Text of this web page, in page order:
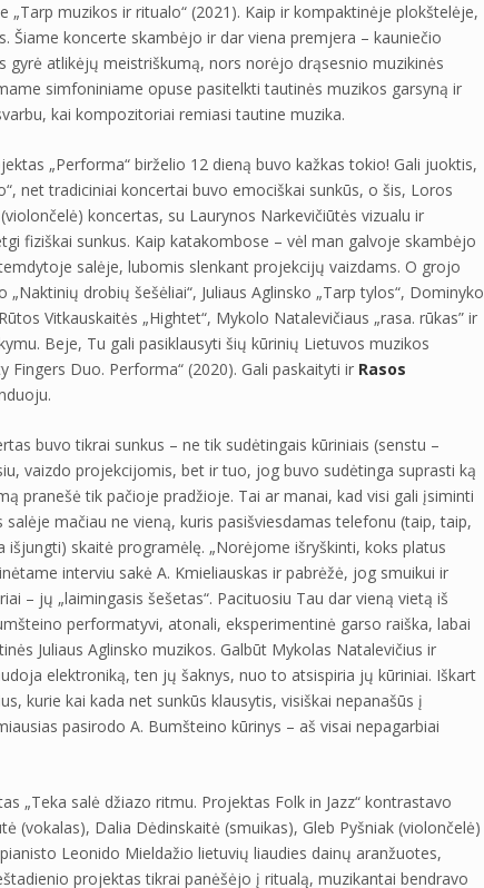
muzikos ir ritualo“ (2021). Kaip ir kompaktinėje plokštelėje,
Šiame koncerte skambėjo ir dar viena premjera – kauniečio
gyrė atlikėjų meistriškumą, nors norėjo drąsesnio muzikinės
simfoniniame opuse pasitelkti tautinės muzikos garsyną ir
kai kompozitoriai remiasi tautine muzika.
„Performa“ birželio 12 dieną buvo kažkas tokio! Gali juoktis,
net tradiciniai koncertai buvo emociškai sunkūs, o šis, Loros
koncertas, su Laurynos Narkevičiūtės vizualu ir
fiziškai sunkus. Kaip katakombose – vėl man galvoje skambėjo
salėje, lubomis slenkant projekcijų vaizdams. O grojo
drobių šešėliai“, Juliaus Aglinsko „Tarp tylos“, Dominyko
Vitkauskaitės „Hightet“, Mykolo Natalevičiaus „rasa. rūkas” ir
Beje, Tu gali pasiklausyti šių kūrinių Lietuvos muzikos
Duo. Performa“ (2020). Gali paskaityti ir Rasos
buvo tikrai sunkus – ne tik sudėtingais kūriniais (senstu –
vaizdo projekcijomis, bet ir tuo, jog buvo sudėtinga suprasti ką
pranešė tik pačioje pradžioje. Tai ar manai, kad visi gali įsiminti
mačiau ne vieną, kuris pasišviesdamas telefonu (taip, taip,
skaitė programėlę. „Norėjome išryškinti, koks platus
interviu sakė A. Kmieliauskas ir pabrėžė, jog smuikui ir
– jų „laimingasis šešetas“. Pacituosiu Tau dar vieną vietą iš
performatyvi, atonali, eksperimentinė garso raiška, labai
Juliaus Aglinsko muzikos. Galbūt Mykolas Natalevičius ir
elektroniką, ten jų šaknys, nuo to atsispiria jų kūriniai. Iškart
kurie kai kada net sunkūs klausytis, visiškai nepanašūs į
pasirodo A. Bumšteino kūrinys – aš visai nepagarbiai
„Teka salė džiazo ritmu. Projektas Folk in Jazz“ kontrastavo
(vokalas), Dalia Dėdinskaitė (smuikas), Gleb Pyšniak (violončelė)
Leonido Mieldažio lietuvių liaudies dainų aranžuotes,
projektas tikrai panėšėjo į ritualą, muzikantai bendravo